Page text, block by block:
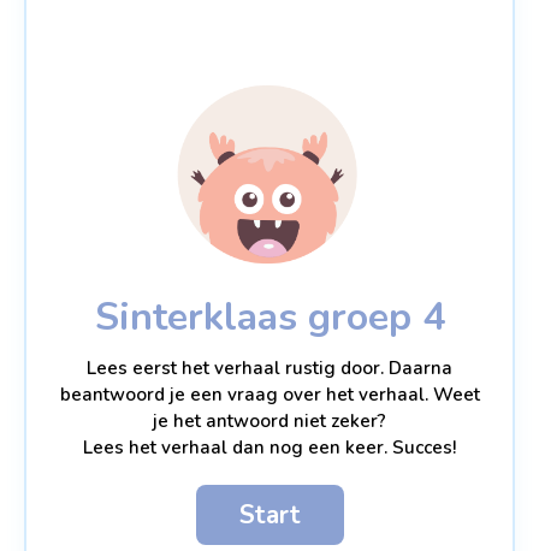
Sinterklaas groep 4
Lees eerst het verhaal rustig door. Daarna
beantwoord je een vraag over het verhaal. Weet
je het antwoord niet zeker?
Lees het verhaal dan nog een keer. Succes!
Start